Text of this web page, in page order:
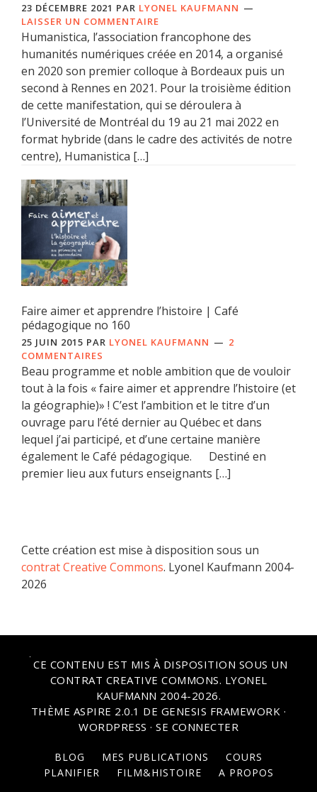
23 DÉCEMBRE 2021 PAR LYONEL KAUFMANN
LAISSER UN COMMENTAIRE
Humanistica, l’association francophone des
humanités numériques créée en 2014, a organisé
en 2020 son premier colloque à Bordeaux puis un
second à Rennes en 2021. Pour la troisième édition
de cette manifestation, qui se déroulera à
l’Université de Montréal du 19 au 21 mai 2022 en
format hybride (dans le cadre des activités de notre
centre), Humanistica […]
Faire aimer et apprendre l’histoire | Café
pédagogique no 160
25 JUIN 2015 PAR LYONEL KAUFMANN
2
COMMENTAIRES
Beau programme et noble ambition que de vouloir
tout à la fois « faire aimer et apprendre l’histoire (et
la géographie)» ! C’est l’ambition et le titre d’un
ouvrage paru l’été dernier au Québec et dans
lequel j’ai participé, et d’une certaine manière
également le Café pédagogique. Destiné en
premier lieu aux futurs enseignants […]
Cette création est mise à disposition sous un
contrat Creative Commons. Lyonel Kaufmann 2004-
2026
CE CONTENU EST MIS À DISPOSITION SOUS UN
CONTRAT CREATIVE COMMONS. LYONEL
KAUFMANN 2004-2026.
THÈME ASPIRE 2.0.1 DE GENESIS FRAMEWORK ·
WORDPRESS · SE CONNECTER
BLOG MES PUBLICATIONS
COURS
PLANIFIER
FILM&HISTOIRE A PROPOS